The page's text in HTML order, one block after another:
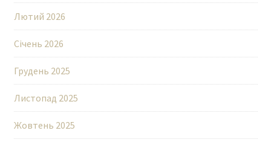
Лютий 2026
Січень 2026
Грудень 2025
Листопад 2025
Жовтень 2025